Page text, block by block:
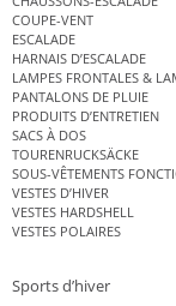
COUPE-VENT
ESCALADE
HARNAIS D’ESCALADE
LAMPES FRONTALES &
PANTALONS DE PLUIE
PRODUITS D’ENTRETIEN
SACS À DOS
TOURENRUCKSÄCKE
SOUS-VÊTEMENTS
VESTES D’HIVER
VESTES HARDSHELL
VESTES POLAIRES
Sports d’hiver